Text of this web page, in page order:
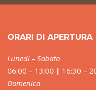
ORARI DI APERTURA
Lunedì – Sabato
06:00 – 13:00 | 16:30 –
Domenica